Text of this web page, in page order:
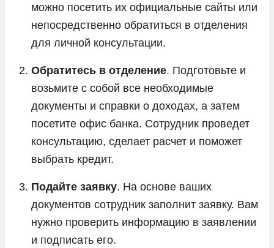
можно посетить их официальные сайты или
непосредственно обратиться в отделения
для личной консультации.
Обратитесь в отделение. Подготовьте и
возьмите с собой все необходимые
документы и справки о доходах, а затем
посетите офис банка. Сотрудник проведет
консультацию, сделает расчет и поможет
выбрать кредит.
Подайте заявку. На основе ваших
документов сотрудник заполнит заявку. Вам
нужно проверить информацию в заявлении
и подписать его.